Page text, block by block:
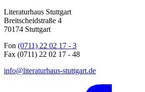
Literaturhaus Stuttgart
Breitscheidstraße 4
70174 Stuttgart
Fon (0711) 22 02 17 - 3
Fax (0711) 22 02 17 - 48
info@literaturhaus-stuttgart.de